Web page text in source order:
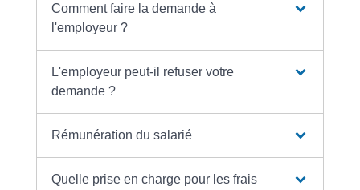
Comment faire la demande à
l'employeur ?
L'employeur peut-il refuser votre
demande ?
Rémunération du salarié
Quelle prise en charge pour les frais